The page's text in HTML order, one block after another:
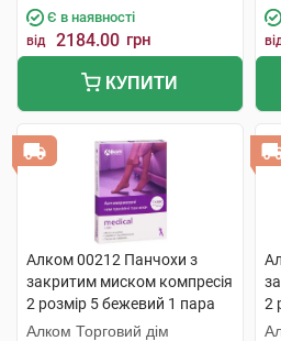
Є в наявності
від 2184.00 грн
КУПИТИ
Алком 00212 Панчохи з
закритим миском компресія
2 розмір 5 бежевий 1 пара
Алком Торговий дім
2